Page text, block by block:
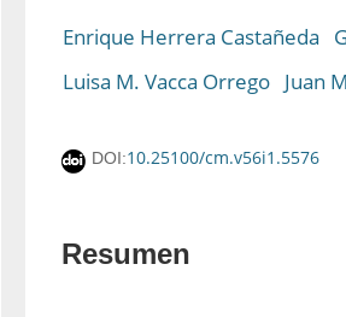
Enrique Herrera Castañeda
Luisa M. Vacca Orrego Juan
DOI:10.25100/cm.v56i1.5576
Resumen